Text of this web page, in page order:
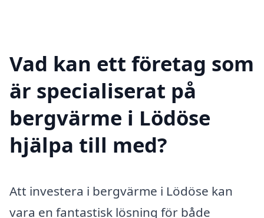
Vad kan ett företag som
är specialiserat på
bergvärme i Lödöse
hjälpa till med?
Att investera i bergvärme i Lödöse kan
vara en fantastisk lösning för både